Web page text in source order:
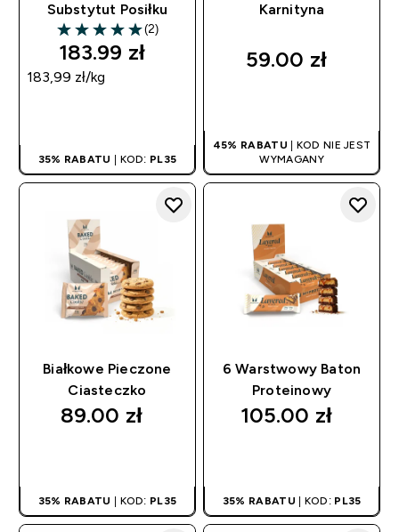
Substytut Posiłku
5 out of 5 stars
(2)
183.99 zł‎
183,99 zł‎/kg
35% RABATU | KOD: PL35
Karnityna
59.00 zł‎
45% RABATU | KOD NIE JEST
WYMAGANY
Białkowe Pieczone
Ciasteczko
89.00 zł‎
35% RABATU | KOD: PL35
6 Warstwowy Baton
Proteinowy
105.00 zł‎
35% RABATU | KOD: PL35